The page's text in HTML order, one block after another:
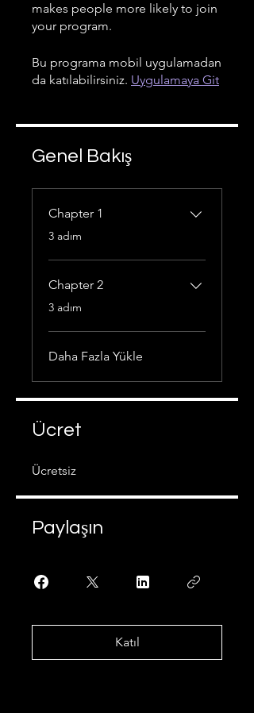
makes people more likely to join
your program.
Bu programa mobil uygulamadan
da katılabilirsiniz. Uygulamaya Git
Genel Bakış
Chapter 1
.
3 adım
Chapter 2
.
3 adım
Daha Fazla Yükle
Ücret
Ücretsiz
Paylaşın
Katıl